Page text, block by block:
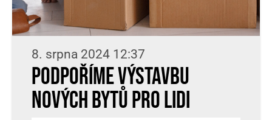
8. srpna 2024 12:37
Podpoříme výstavbu
nových bytů pro lidi